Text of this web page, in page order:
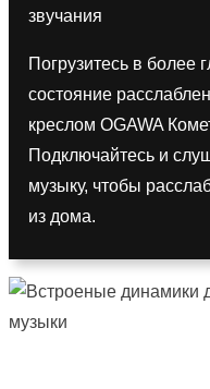
звучания
Погрузитесь в более
состояние
креслом OGAWA
Подключайтесь и
музыку, чтобы
из дома.